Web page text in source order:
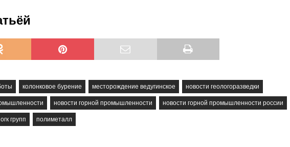
колонковое бурение месторождение ведугинское новости геологоразведки
новости горной промышленности новости горной промышленности россии
огк групп полиметалл